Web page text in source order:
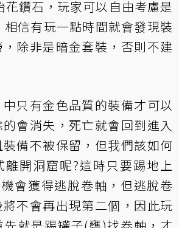
花鑽石，玩家可以自由考慮是
信有玩一點時間就會發現裝
除非是暗金套裝，否則不建
只有金色品質的裝備才可以
會消失，死亡就會回到進入
備不被保留，但我們該如何
開洞窟呢?這時只要踢地上
會獲得逃脫卷軸，但逃脫卷
不會再出現第二個，因此玩